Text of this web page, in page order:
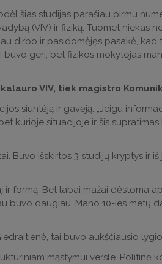
šias studijas parašiau pirmu
(VIV) ir fiziką. Tuomet niekas
dirbo ir pasidomėjęs pasakė,
geri, bet fizikos mokytojas
VIV, tiek magistro
siuntėją ir gavėją: „Jeigu
kurioje situacijoje ir šis
Buvo išskirtos 3 studijų kryptys ir
formą. Bet labai mažai dėstoma
buvo daugiau. Mano 10-ies metų
tai buvo aukščiausio
mąstymui versle. Politinė